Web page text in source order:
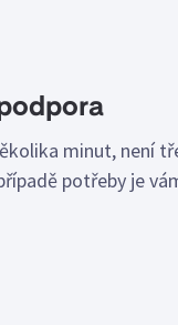
minut, není
potřeby je